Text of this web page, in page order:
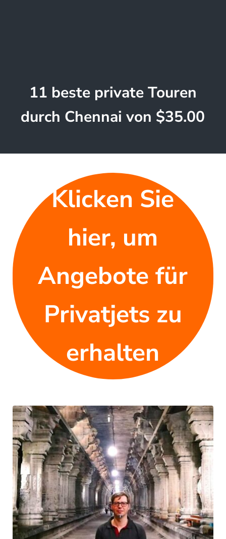
11 beste private Touren
durch Chennai von $35.00
Klicken Sie
hier, um
Angebote für
Privatjets zu
erhalten